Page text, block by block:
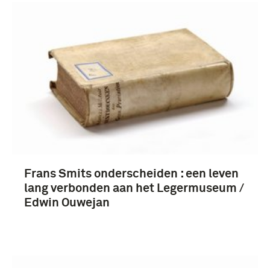
Frans Smits onderscheiden : een leven
lang verbonden aan het Legermuseum /
Edwin Ouwejan